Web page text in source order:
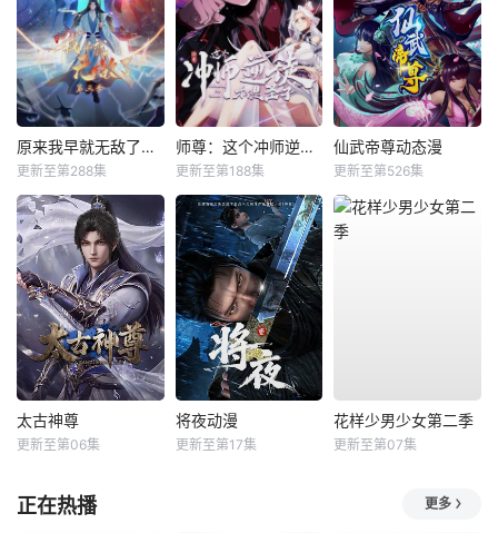
原来我早就无敌了动态漫
更新至第288集
师尊：这个冲师逆徒才不是圣子动态漫
更新至第188集
仙武帝尊动态漫
更新至第526集
太古神尊
更新至第06集
将夜动漫
更新至第17集
花样少男少女第二季
更新至第07集
正在热播 更多